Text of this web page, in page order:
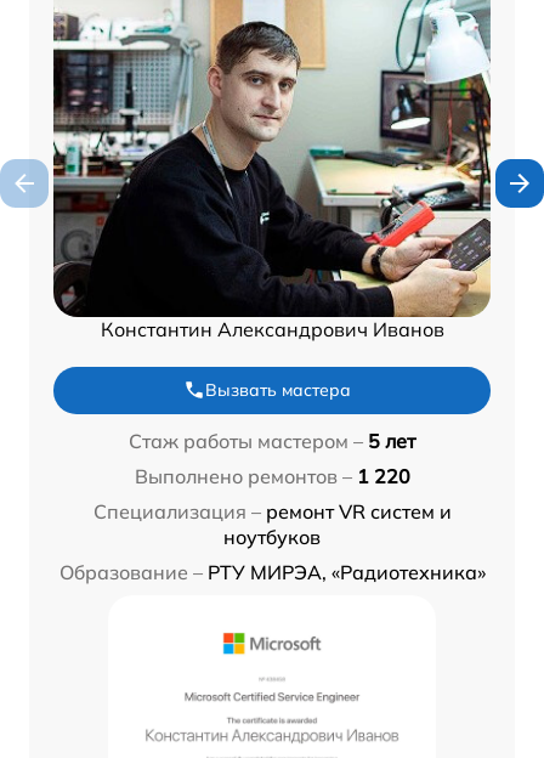
Константин Александрович Иванов
Вызвать мастера
Стаж работы мастером – 5 лет
Выполнено ремонтов – 1 220
Специализация – ремонт VR систем и
ноутбуков
Образование – РТУ МИРЭА, «Радиотехника»